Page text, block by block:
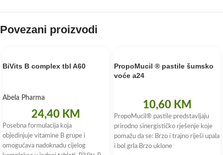
Povezani proizvodi
BiVits B complex tbl A60
Abela Pharma
24,40 KM
Posebna formulacija koja
objedinjuje vitamine B grupe i
omogućava nadoknadu cijelog
PropoMucil ® pastile šumsko
voće a24
10,60 KM
PropoMucil® pastile predstavljaju
prirodno sinergističko rješenje koje
pomažu da se: Brzo i trajno riješi upala
i bol grla Brzo uklone